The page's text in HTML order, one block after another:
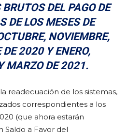
DEL PAGO DE
DE LOS MESES DE
NOVIEMBRE,
DE 2020 Y ENERO,
MARZO DE 2021.
readecuación de los sistemas,
correspondientes a los
(que ahora estarán
Saldo a Favor del